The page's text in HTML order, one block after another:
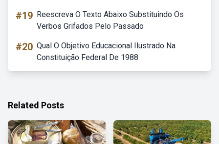
#19 Reescreva O Texto Abaixo Substituindo Os
Verbos Grifados Pelo Passado
#20 Qual O Objetivo Educacional Ilustrado Na
Constituição Federal De 1988
Related Posts